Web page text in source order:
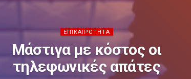
ΕΠΙΚΑΙΡΌΤΗΤΑ
Μάστιγα με κόστος οι
τηλεφωνικές απάτες